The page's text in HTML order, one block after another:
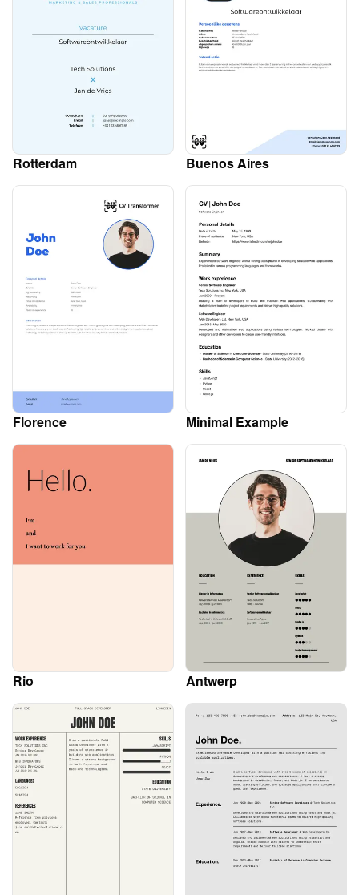
Rotterdam Buenos Aires
Florence Minimal Example
Rio Antwerp